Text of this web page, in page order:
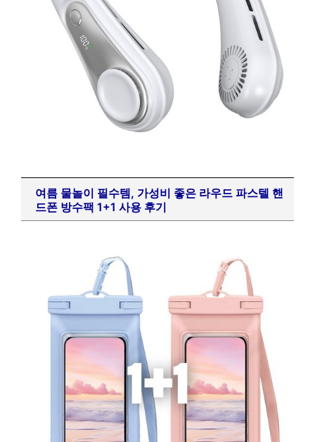
여름 물놀이 필수템, 가성비 좋은 라우드 파스텔 핸
드폰 방수팩 1+1 사용 후기